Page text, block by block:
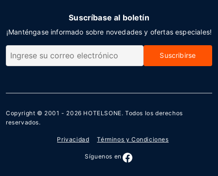
Suscríbase al boletín
¡Manténgase informado sobre novedades y ofertas especiales!
Suscribirse
Copyright © 2001 - 2026 HOTELSONE. Todos los derechos
reservados.
Privacidad Términos y Condiciones
Síguenos en